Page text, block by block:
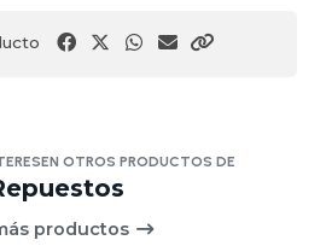
OTROS PRODUCTOS DE
productos